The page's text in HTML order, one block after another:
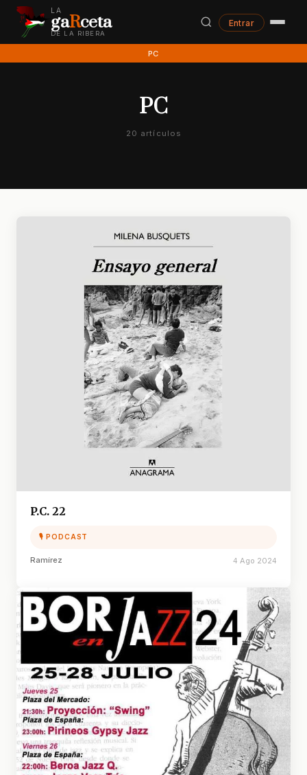
LA
gaRceta
DE LA RIBERA
Entrar
PC
PC
20 artículos
P.C. 22
🎙 PODCAST
Ramírez 4 Ago 2024